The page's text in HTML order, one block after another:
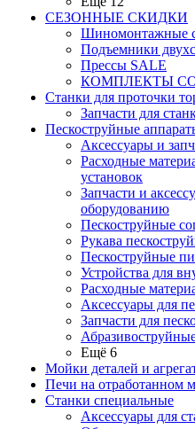
СЕЗОННЫЕ СКИДКИ
Шиномонтажные
Подъемники
Прессы SALE
КОМПЛЕКТЫ
Станки для проточки
Запчасти для
Пескоструйные
Аксессуары и
Расходные
установок
Запчасти и
оборудованию
Пескоструйные
Рукава
Пескоструйные
Устройства для
Расходные
Аксессуары для
Запчасти для
Ещё 6
Мойки деталей и
Печи на отработанном
Станки специальные
Аксессуары для